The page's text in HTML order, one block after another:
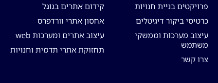
פרויקטים בניית חנויות
כרטיסי ביקור דיגיטלים
עיצוב מערכות וממשקי
משתמש
צרו קשר
קידום אתרים בגוגל
אחסון אתרי וורדפרס
עיצוב אתרים ומערכות web
תחזוקת אתרי תדמית וחנויות